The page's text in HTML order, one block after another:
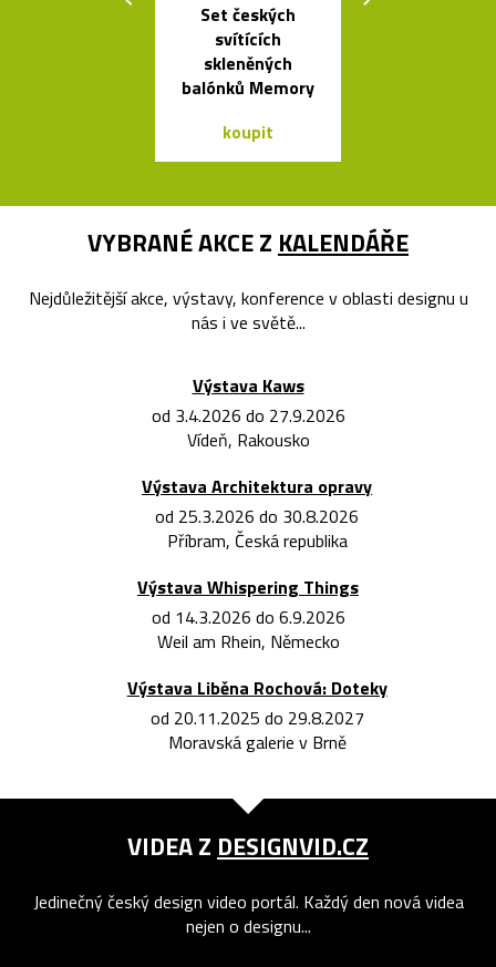
Set českých
svítících
skleněných
balónků Memory
koupit
VYBRANÉ AKCE Z KALENDÁŘE
Nejdůležitější akce, výstavy, konference v oblasti designu u
nás i ve světě...
Výstava Kaws
od 3.4.2026 do 27.9.2026
Vídeň, Rakousko
Výstava Architektura opravy
od 25.3.2026 do 30.8.2026
Příbram, Česká republika
Výstava Whispering Things
od 14.3.2026 do 6.9.2026
Weil am Rhein, Německo
Výstava Liběna Rochová: Doteky
od 20.11.2025 do 29.8.2027
Moravská galerie v Brně
VIDEA Z DESIGNVID.CZ
Jedinečný český design video portál. Každý den nová videa
nejen o designu...